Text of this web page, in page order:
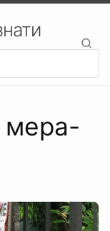
мера-